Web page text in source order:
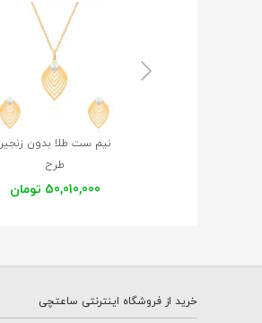
نیم ست طلا بدون زنجیر
طرح
برگ و مروارید کد XS255
50,010,000 تومان
خرید از فروشگاه اینترنتی ساعتچی